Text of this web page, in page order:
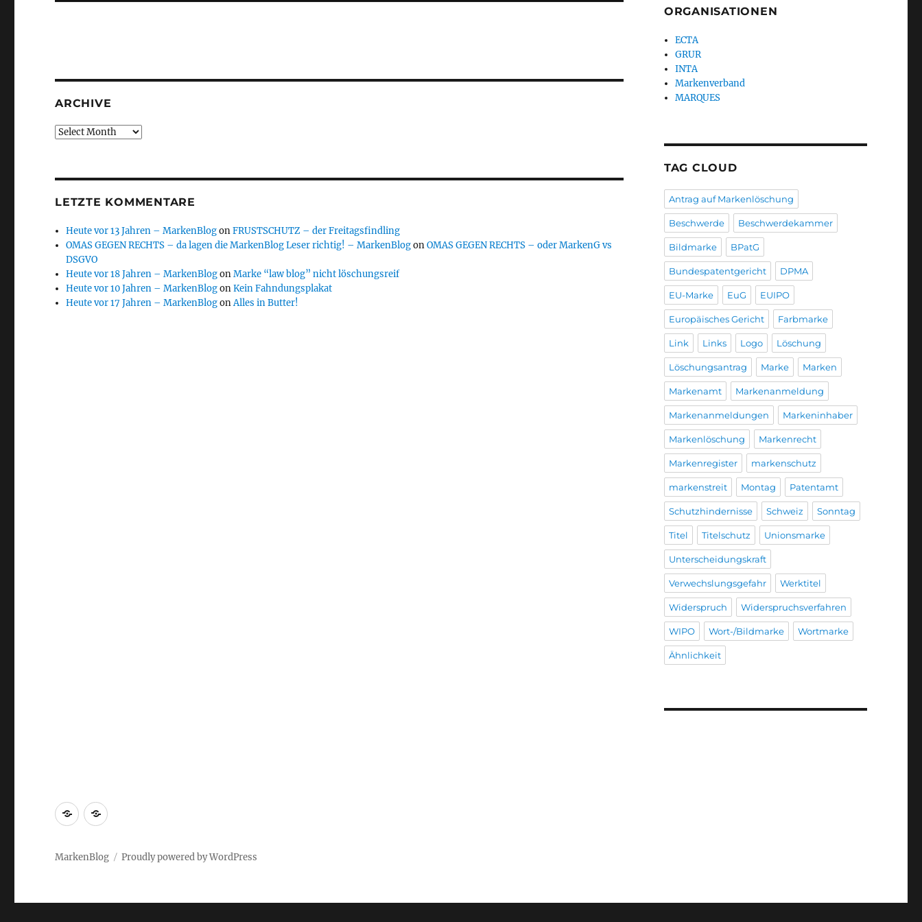
ARCHIVE
Archive
LETZTE KOMMENTARE
Heute vor 13 Jahren – MarkenBlogonFRUSTSCHUTZ – der Freitagsfindling
OMAS GEGEN RECHTS – da lagen die MarkenBlog Leser richtig! – MarkenBlogonOMAS GEGEN RECHTS – oder MarkenG vs
DSGVO
Heute vor 18 Jahren – MarkenBlogonMarke “law blog” nicht löschungsreif
Heute vor 10 Jahren – MarkenBlogonKein Fahndungsplakat
Heute vor 17 Jahren – MarkenBlogonAlles in Butter!
ORGANISATIONEN
ECTA
GRUR
INTA
Markenverband
MARQUES
TAG CLOUD
Antrag auf Markenlöschung
Beschwerde Beschwerdekammer
Bildmarke BPatG
Bundespatentgericht DPMA
EU-Marke EuG EUIPO
Europäisches Gericht Farbmarke
Link Links Logo Löschung
Löschungsantrag Marke Marken
Markenamt Markenanmeldung
Markenanmeldungen Markeninhaber
Markenlöschung Markenrecht
Markenregister markenschutz
markenstreit Montag Patentamt
Schutzhindernisse Schweiz Sonntag
Titel Titelschutz Unionsmarke
Unterscheidungskraft
Verwechslungsgefahr Werktitel
Widerspruch Widerspruchsverfahren
WIPO Wort-/Bildmarke Wortmarke
Ähnlichkeit
Markenrecherche
Gastbeiträge
MarkenBlog Proudly powered by WordPress